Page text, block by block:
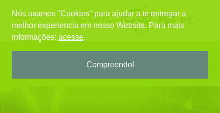
Nós usamos "Cookies" para ajudar a te entregar a
melhor experiencia em nosso Website. Para mais
informações: acesse.
Compreendo!
PT